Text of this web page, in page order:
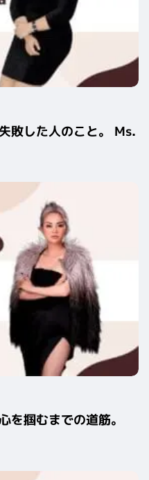
敗した人のこと。 Ms.
を掴むまでの道筋。